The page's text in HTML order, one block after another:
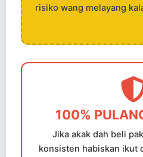
risiko wang melayang
100%
Jika akak dah beli
konsisten habiskan ikut